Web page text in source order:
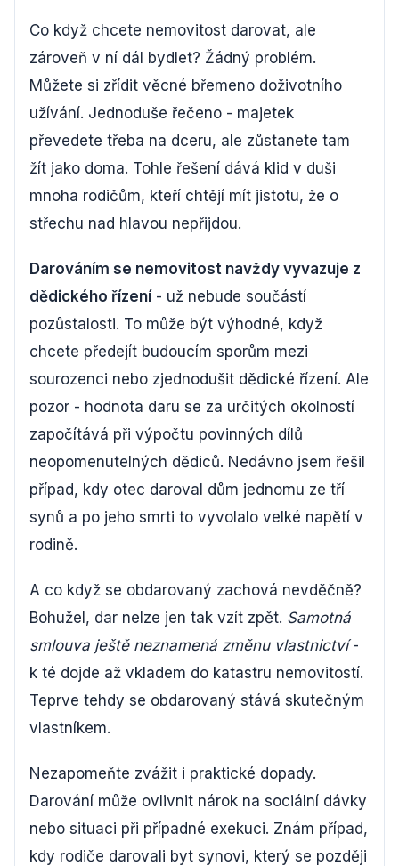
Co když chcete nemovitost darovat, ale
zároveň v ní dál bydlet? Žádný problém.
Můžete si zřídit věcné břemeno doživotního
užívání. Jednoduše řečeno - majetek
převedete třeba na dceru, ale zůstanete tam
žít jako doma. Tohle řešení dává klid v duši
mnoha rodičům, kteří chtějí mít jistotu, že o
střechu nad hlavou nepřijdou.
Darováním se nemovitost navždy vyvazuje z
dědického řízení- už nebude součástí
pozůstalosti. To může být výhodné, když
chcete předejít budoucím sporům mezi
sourozenci nebo zjednodušit dědické řízení. Ale
pozor - hodnota daru se za určitých okolností
započítává při výpočtu povinných dílů
neopomenutelných dědiců. Nedávno jsem řešil
případ, kdy otec daroval dům jednomu ze tří
synů a po jeho smrti to vyvolalo velké napětí v
rodině.
A co když se obdarovaný zachová nevděčně?
Bohužel, dar nelze jen tak vzít zpět. Samotná
smlouva ještě neznamená změnu vlastnictví-
k té dojde až vkladem do katastru nemovitostí.
Teprve tehdy se obdarovaný stává skutečným
vlastníkem.
Nezapomeňte zvážit i praktické dopady.
Darování může ovlivnit nárok na sociální dávky
nebo situaci při případné exekuci. Znám případ,
kdy rodiče darovali byt synovi, který se později